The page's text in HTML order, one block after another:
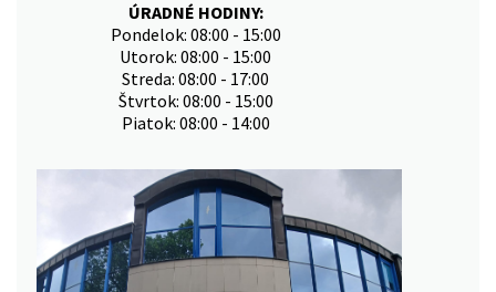
ÚRADNÉ HODINY:
Pondelok: 08:00 - 15:00
Utorok: 08:00 - 15:00
Streda: 08:00 - 17:00
Štvrtok: 08:00 - 15:00
Piatok: 08:00 - 14:00